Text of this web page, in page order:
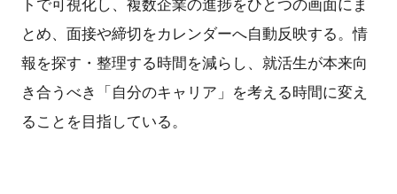
トで可視化し、複数企業の進捗をひとつの画面にま
とめ、面接や締切をカレンダーへ自動反映する。情
報を探す・整理する時間を減らし、就活生が本来向
き合うべき「自分のキャリア」を考える時間に変え
ることを目指している。